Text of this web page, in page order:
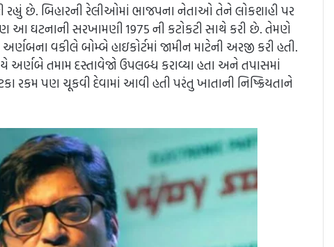
છે. બિહારની રેલીઓમાં ભાજપના નેતાઓ તેને લોકશાહી પર
આ ઘટનાની સરખામણી 1975 ની કટોકટી સાથે કરી છે. તેમણે
વકીલે બોમ્બે હાઇકોર્ટમાં જામીન માટેની અરજી કરી હતી.
તમામ દસ્તાવેજો ઉપલબ્ધ કરાવ્યા હતા અને તપાસમાં
રકમ પણ ચૂકવી દેવામાં આવી હતી પરંતુ ખાતાની નિષ્ક્રિયતાને